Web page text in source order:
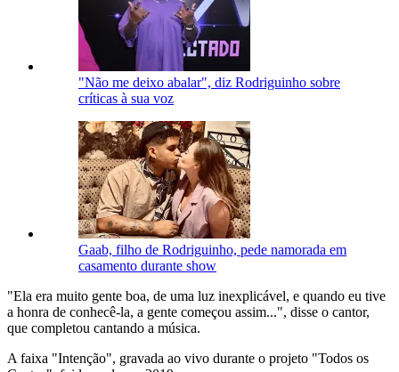
"Não me deixo abalar", diz Rodriguinho sobre
críticas à sua voz
Gaab, filho de Rodriguinho, pede namorada em
casamento durante show
"Ela era muito gente boa, de uma luz inexplicável, e quando eu tive
a honra de conhecê-la, a gente começou assim...", disse o cantor,
que completou cantando a música.
A faixa "Intenção", gravada ao vivo durante o projeto "Todos os